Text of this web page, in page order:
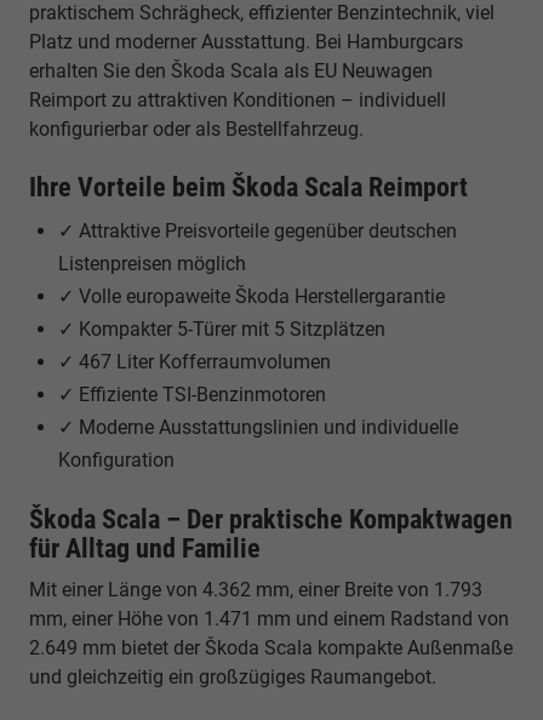
praktischem Schrägheck, effizienter Benzintechnik, viel
Platz und moderner Ausstattung. Bei Hamburgcars
erhalten Sie den Škoda Scala als EU Neuwagen
Reimport zu attraktiven Konditionen – individuell
konfigurierbar oder als Bestellfahrzeug.
Ihre Vorteile beim Škoda Scala Reimport
✓ Attraktive Preisvorteile gegenüber deutschen
Listenpreisen möglich
✓ Volle europaweite Škoda Herstellergarantie
✓ Kompakter 5-Türer mit 5 Sitzplätzen
✓ 467 Liter Kofferraumvolumen
✓ Effiziente TSI-Benzinmotoren
✓ Moderne Ausstattungslinien und individuelle
Konfiguration
Škoda Scala – Der praktische Kompaktwagen
für Alltag und Familie
Mit einer Länge von 4.362 mm, einer Breite von 1.793
mm, einer Höhe von 1.471 mm und einem Radstand von
2.649 mm bietet der Škoda Scala kompakte Außenmaße
und gleichzeitig ein großzügiges Raumangebot.